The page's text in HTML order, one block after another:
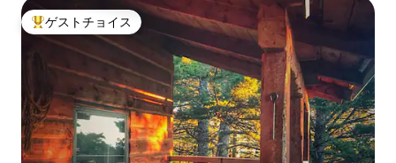
大好評のゲストチョイスです。
ゲストチョイス